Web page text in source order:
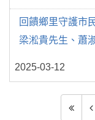
回饋鄉里守護市
梁淞貴先生、蕭
2025-03-12